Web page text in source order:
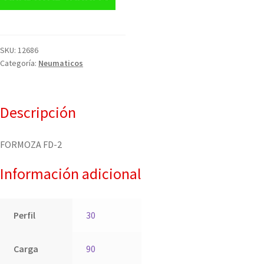
SKU: 12686
Categoría: Neumaticos
Descripción
FORMOZA FD-2
Información adicional
Perfil 30
Carga 90